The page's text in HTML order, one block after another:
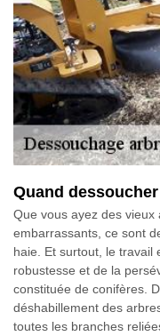
Quand
Que vous ayez des
embarrassants, ce sont
haie. Et surtout, le travail
robustesse et de la
constituée de conifères.
déshabillement des
toutes les branches